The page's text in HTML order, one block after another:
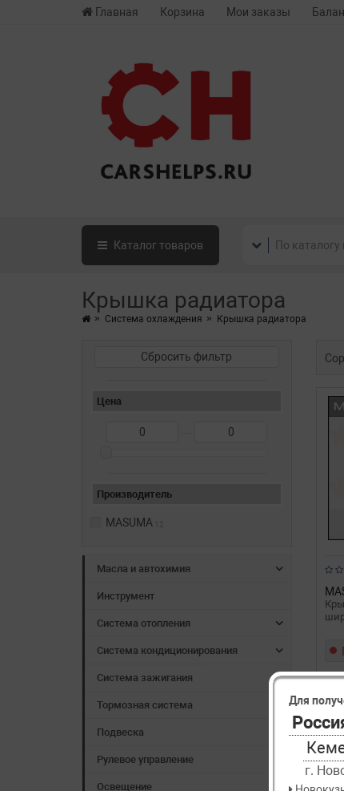
Для
г.
Главная Корзина Мои заказы
Каталогтоваров
Крышка радиатора
Система охлаждения Крышка радиатора
Сбросить фильтр
Цена
Производитель
MASUMA 12
Масла и автохимия
Инструмент
Система отопления
Система кондиционирования
Система зажигания
Тормозная система
Подвеска
Рулевое управление
Освещение